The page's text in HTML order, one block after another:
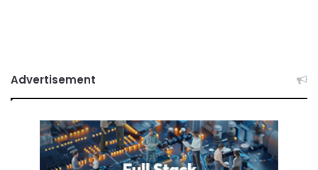
Advertisement